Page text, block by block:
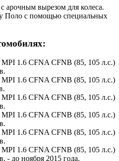
арочным вырезом для колеса.
Поло с помощью специальных
MPI 1.6 CFNA CFNB (85, 105 л.с.)
MPI 1.6 CFNA CFNB (85, 105 л.с.)
MPI 1.6 CFNA CFNB (85, 105 л.с.)
MPI 1.6 CFNA CFNB (85, 105 л.с.)
MPI 1.6 CFNA CFNB (85, 105 л.с.)
MPI 1.6 CFNA CFNB (85, 105 л.с.)
до ноября 2015 года.